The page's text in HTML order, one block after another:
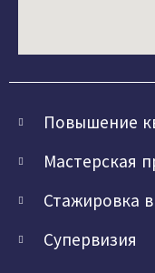
Повышение
Мастерская
Стажировка
Супервизия